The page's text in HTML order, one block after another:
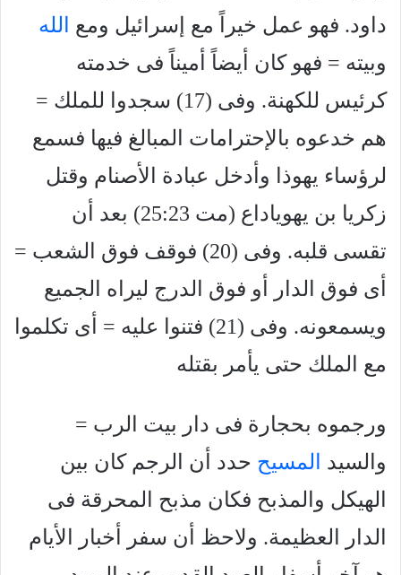
داود. فهو عمل خيراً مع إسرائيل ومع
الله
وبيته = فهو كان أيضاً أميناً فى خدمته
كرئيس للكهنة. وفى (17) سجدوا للملك =
هم خدعوه بالإحترامات المبالغ فيها فسمع
لرؤساء يهوذا وأدخل عبادة الأصنام وقتل
زكريا بن يهوياداع (مت 25:23) بعد أن
تقسى قلبه. وفى (20) فوقف فوق الشعب =
أى فوق الدار أو فوق الدرج ليراه الجميع
ويسمعونه. وفى (21) فتنوا عليه = أى تكلموا
مع الملك حتى يأمر بقتله
ورجموه بحجارة فى دار بيت الرب =
والسيد
المسيح حدد أن الرجم كان بين
الهيكل والمذبح فكان مذبح المحرقة فى
الدار العظيمة. ولاحظ أن سفر أخبار الأيام